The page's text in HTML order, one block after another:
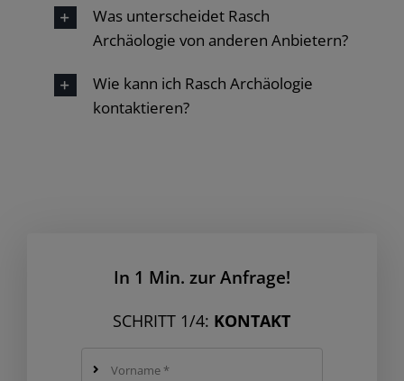
Was unterscheidet Rasch
Archäologie von anderen Anbietern?
Wie kann ich Rasch Archäologie
kontaktieren?
In 1 Min. zur Anfrage!
SCHRITT 1/4: KONTAKT